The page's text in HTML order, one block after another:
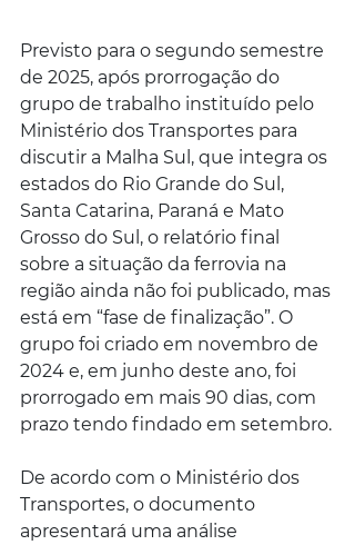
Previsto para o segundo semestre
de 2025, após prorrogação do
grupo de trabalho instituído pelo
Ministério dos Transportes para
discutir a Malha Sul, que integra os
estados do Rio Grande do Sul,
Santa Catarina, Paraná e Mato
Grosso do Sul, o relatório final
sobre a situação da ferrovia na
região ainda não foi publicado, mas
está em “fase de finalização”. O
grupo foi criado em novembro de
2024 e, em junho deste ano, foi
prorrogado em mais 90 dias, com
prazo tendo findado em setembro.
De acordo com o Ministério dos
Transportes, o documento
apresentará uma análise